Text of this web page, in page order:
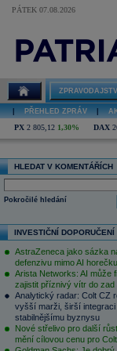
PÁTEK 07.08.2026
ZPRAVODAJSTVÍ
PŘEHLED ZPRÁV
PX 2 805,12 1,30% DAX
HLEDAT V KOMENTÁŘÍCH
Pokročilé hledání
INVESTIČNÍ DOPORUČENÍ
AstraZeneca jako sázka
defenzivu mimo AI horečku
Arista Networks: AI může
zajistit příznivý vítr do zad
Analytický radar: Colt CZ
vyšší marži, širší integraci
stabilnějšímu byznysu
Nové střelivo pro další
mění cílovou cenu pro